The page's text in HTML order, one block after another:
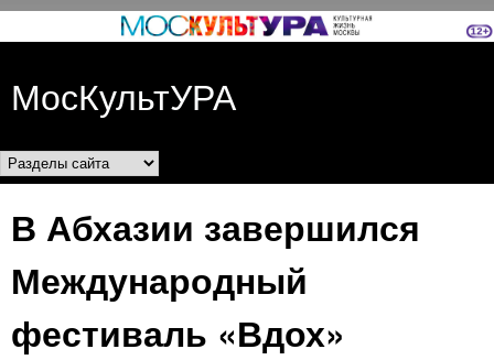
Перейти к основному
МосКультУРА
Разделы сайта
В Абхазии завершился
Международный
фестиваль «Вдох»